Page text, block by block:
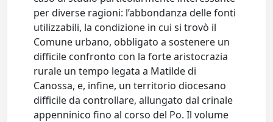
per diverse ragioni: l’abbondanza delle fonti
utilizzabili, la condizione in cui si trovò il
Comune urbano, obbligato a sostenere un
difficile confronto con la forte aristocrazia
rurale un tempo legata a Matilde di
Canossa, e, infine, un territorio diocesano
difficile da controllare, allungato dal crinale
appenninico fino al corso del Po. Il volume